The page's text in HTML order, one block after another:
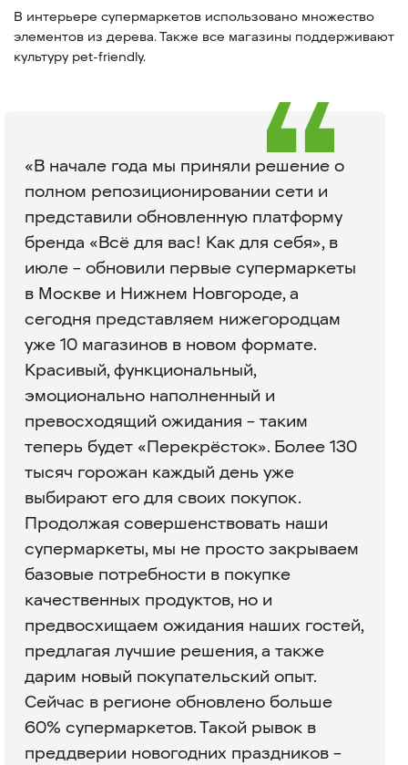
В интерьере супермаркетов использовано множество
элементов из дерева. Также все магазины поддерживают
культуру pet-friendly.
«В начале года мы приняли решение о
полном репозиционировании сети и
представили обновленную платформу
бренда «Всё для вас! Как для себя», в
июле – обновили первые супермаркеты
в Москве и Нижнем Новгороде, а
сегодня представляем нижегородцам
уже 10 магазинов в новом формате.
Красивый, функциональный,
эмоционально наполненный и
превосходящий ожидания – таким
теперь будет «Перекрёсток». Более 130
тысяч горожан каждый день уже
выбирают его для своих покупок.
Продолжая совершенствовать наши
супермаркеты, мы не просто закрываем
базовые потребности в покупке
качественных продуктов, но и
предвосхищаем ожидания наших гостей,
предлагая лучшие решения, а также
дарим новый покупательский опыт.
Сейчас в регионе обновлено больше
60% супермаркетов. Такой рывок в
преддверии новогодних праздников –